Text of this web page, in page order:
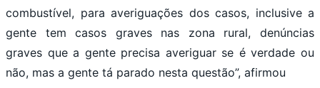
combustível, para averiguações dos casos, inclusive a
gente tem casos graves nas zona rural, denúncias
graves que a gente precisa averiguar se é verdade ou
não, mas a gente tá parado nesta questão”, afirmou